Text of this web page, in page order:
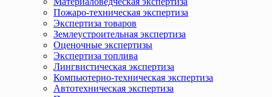
Пожаро-техническая экспертиза
Экспертиза товаров
Землеустроительная экспертиза
Оценочные экспертизы
Экспертиза топлива
Лингвистическая экспертиза
Компьютерно-техническая экспертиза
Автотехническая экспертиза